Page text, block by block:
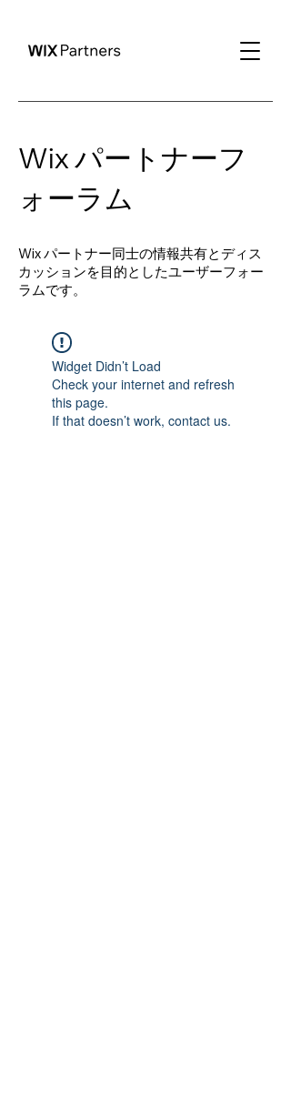
Wix パートナーフ
ォーラム
Wix パートナー同士の情報共有とディス
カッションを目的としたユーザーフォー
ラムです。
Widget Didn’t Load
Check your internet and refresh
this page.
If that doesn’t work, contact us.